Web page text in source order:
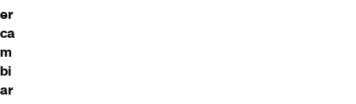
er
ca
m
bi
ar